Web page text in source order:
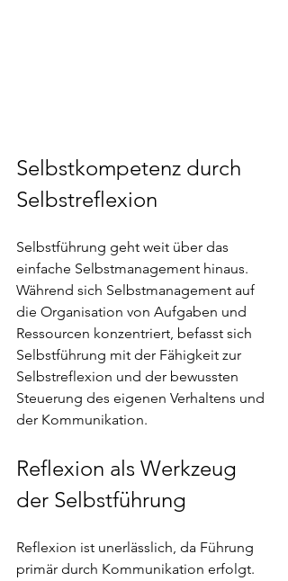
Selbstkompetenz durch
Selbstreflexion
Selbstführung geht weit über das
einfache Selbstmanagement hinaus.
Während sich Selbstmanagement auf
die Organisation von Aufgaben und
Ressourcen konzentriert, befasst sich
Selbstführung mit der Fähigkeit zur
Selbstreflexion und der bewussten
Steuerung des eigenen Verhaltens und
der Kommunikation.
Reflexion als Werkzeug
der Selbstführung
Reflexion ist unerlässlich, da Führung
primär durch Kommunikation erfolgt.